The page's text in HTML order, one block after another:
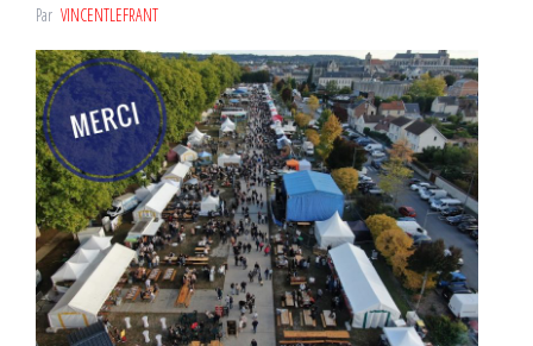
Par VINCENTLEFRANT